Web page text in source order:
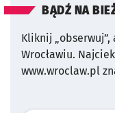
BĄDŹ NA
Kliknij
Wrocławiu.
www.wroclaw.pl